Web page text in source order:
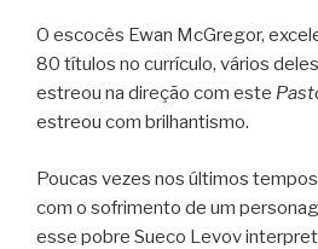
O escocês Ewan McGregor,
80 títulos no currículo, vários
estreou na direção com este
estreou com brilhantismo.
Poucas vezes nos últimos
com o sofrimento de um
esse pobre Sueco Levov